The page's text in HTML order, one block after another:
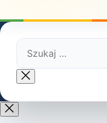
Szukaj:
Close
search